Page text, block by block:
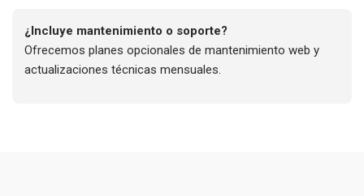
¿Incluye mantenimiento o soporte?
Ofrecemos planes opcionales de mantenimiento web y
actualizaciones técnicas mensuales.